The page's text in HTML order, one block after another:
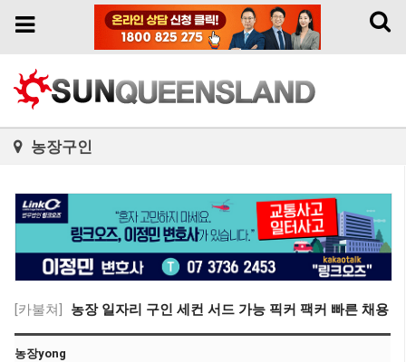
Toggle
Toggle
농장구인
[카불쳐] 농장 일자리 구인 세컨 서드 가능 픽커 팩커 빠른 채용
농장yong